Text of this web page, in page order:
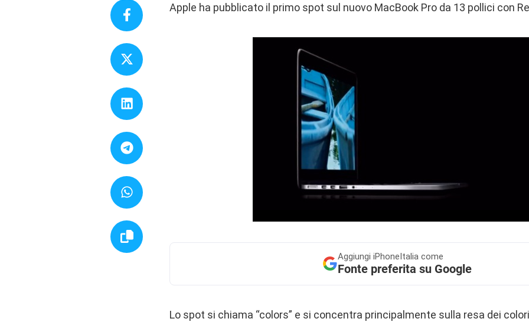
Apple ha pubblicato il primo spot sul nuovo MacBook Pro da 13 pollici con
Aggiungi iPhoneItalia come
Fonte preferita su Google
Lo spot si chiama “colors” e si concentra principalmente sulla resa dei